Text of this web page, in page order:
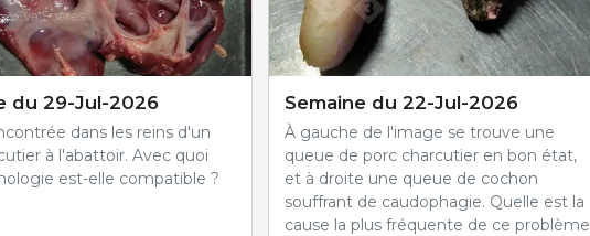
du 29-Jul-2026
dans les reins d'un
à l'abattoir. Avec quoi
est-elle compatible ?
Semaine du 22-Jul-2026
À gauche de l'image se trouve une
queue de porc charcutier en bon état,
et à droite une queue de cochon
souffrant de caudophagie. Quelle est la
cause la plus fréquente de ce problème